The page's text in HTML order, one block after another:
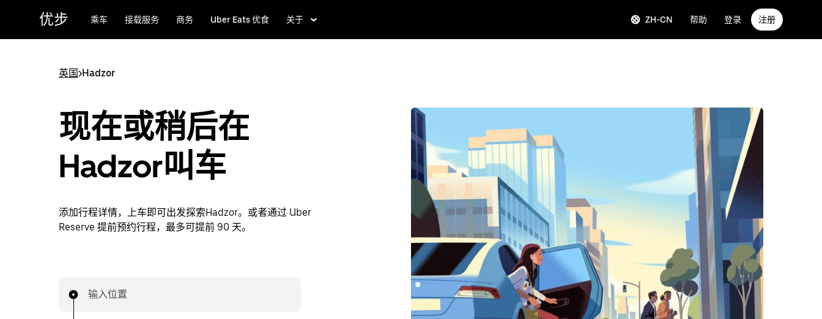
优步 乘车 接载服务 商务 Uber Eats 优食 关于 ZH-CN 帮助 登录 注册
英国>Hadzor
现在或稍后在
Hadzor叫车
添加行程详情，上车即可出发探索Hadzor。或者通过 Uber
Reserve 提前预约行程，最多可提前 90 天。
输入位置